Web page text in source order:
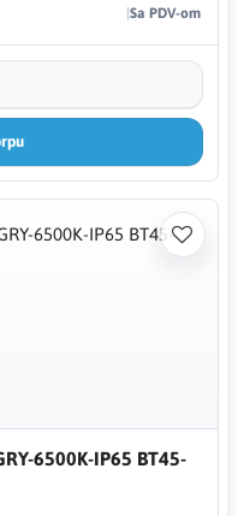
Sa PDV-om
6500K-IP65 BT45-